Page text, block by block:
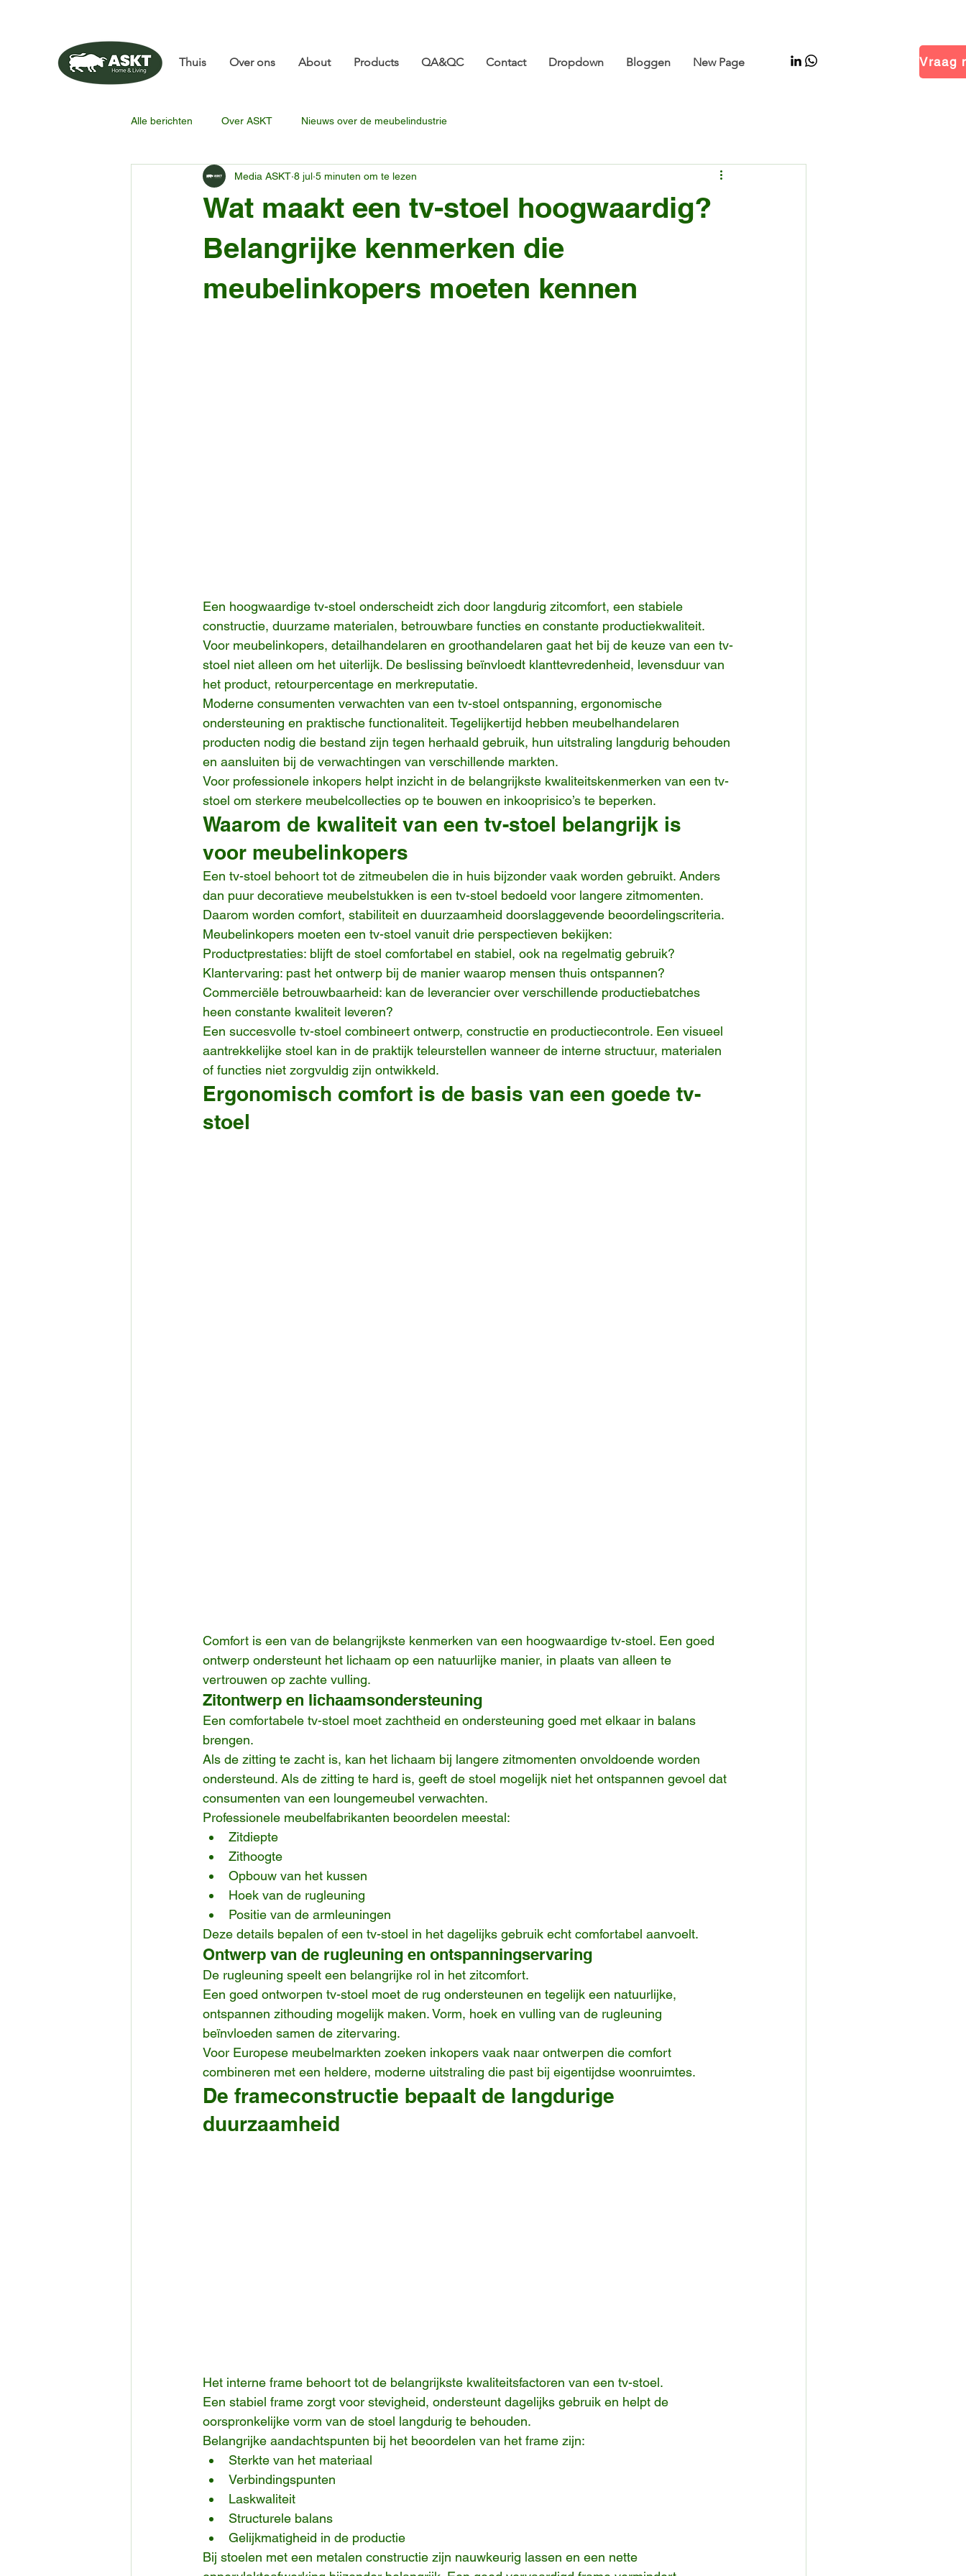
Thuis Over ons About Products QA&QC Contact Dropdown Bloggen New Page
Alle berichten Over ASKT Nieuws over de meubelindustrie
Wat maakt een tv-stoel hoogwaardig?
Belangrijke kenmerken die
meubelinkopers moeten kennen
Media ASKT 8 jul 5 minuten om te lezen
Een hoogwaardige tv-stoel onderscheidt zich door langdurig zitcomfort, een stabiele
constructie, duurzame materialen, betrouwbare functies en constante productiekwaliteit.
Voor meubelinkopers, detailhandelaren en groothandelaren gaat het bij de keuze van een tv-
stoel niet alleen om het uiterlijk. De beslissing beïnvloedt klanttevredenheid, levensduur van
het product, retourpercentage en merkreputatie.
Moderne consumenten verwachten van een tv-stoel ontspanning, ergonomische
ondersteuning en praktische functionaliteit. Tegelijkertijd hebben meubelhandelaren
producten nodig die bestand zijn tegen herhaald gebruik, hun uitstraling langdurig behouden
en aansluiten bij de verwachtingen van verschillende markten.
Voor professionele inkopers helpt inzicht in de belangrijkste kwaliteitskenmerken van een tv-
stoel om sterkere meubelcollecties op te bouwen en inkooprisico’s te beperken.
Waarom de kwaliteit van een tv-stoel belangrijk is
voor meubelinkopers
Een tv-stoel behoort tot de zitmeubelen die in huis bijzonder vaak worden gebruikt. Anders
dan puur decoratieve meubelstukken is een tv-stoel bedoeld voor langere zitmomenten.
Daarom worden comfort, stabiliteit en duurzaamheid doorslaggevende beoordelingscriteria.
Meubelinkopers moeten een tv-stoel vanuit drie perspectieven bekijken:
Productprestaties: blijft de stoel comfortabel en stabiel, ook na regelmatig gebruik?
Klantervaring: past het ontwerp bij de manier waarop mensen thuis ontspannen?
Commerciële betrouwbaarheid: kan de leverancier over verschillende productiebatches
heen constante kwaliteit leveren?
Een succesvolle tv-stoel combineert ontwerp, constructie en productiecontrole. Een visueel
aantrekkelijke stoel kan in de praktijk teleurstellen wanneer de interne structuur, materialen
of functies niet zorgvuldig zijn ontwikkeld.
Ergonomisch comfort is de basis van een goede tv-
stoel
Comfort is een van de belangrijkste kenmerken van een hoogwaardige tv-stoel. Een goed
ontwerp ondersteunt het lichaam op een natuurlijke manier, in plaats van alleen te
vertrouwen op zachte vulling.
Zitontwerp en lichaamsondersteuning
Een comfortabele tv-stoel moet zachtheid en ondersteuning goed met elkaar in balans
brengen.
Als de zitting te zacht is, kan het lichaam bij langere zitmomenten onvoldoende worden
ondersteund. Als de zitting te hard is, geeft de stoel mogelijk niet het ontspannen gevoel dat
consumenten van een loungemeubel verwachten.
Professionele meubelfabrikanten beoordelen meestal:
Zitdiepte
Zithoogte
Opbouw van het kussen
Hoek van de rugleuning
Positie van de armleuningen
Deze details bepalen of een tv-stoel in het dagelijks gebruik echt comfortabel aanvoelt.
Ontwerp van de rugleuning en ontspanningservaring
De rugleuning speelt een belangrijke rol in het zitcomfort.
Een goed ontworpen tv-stoel moet de rug ondersteunen en tegelijk een natuurlijke,
ontspannen zithouding mogelijk maken. Vorm, hoek en vulling van de rugleuning
beïnvloeden samen de zitervaring.
Voor Europese meubelmarkten zoeken inkopers vaak naar ontwerpen die comfort
combineren met een heldere, moderne uitstraling die past bij eigentijdse woonruimtes.
De frameconstructie bepaalt de langdurige
duurzaamheid
Het interne frame behoort tot de belangrijkste kwaliteitsfactoren van een tv-stoel.
Een stabiel frame zorgt voor stevigheid, ondersteunt dagelijks gebruik en helpt de
oorspronkelijke vorm van de stoel langdurig te behouden.
Belangrijke aandachtspunten bij het beoordelen van het frame zijn:
Sterkte van het materiaal
Verbindingspunten
Laskwaliteit
Structurele balans
Gelijkmatigheid in de productie
Bij stoelen met een metalen constructie zijn nauwkeurig lassen en een nette